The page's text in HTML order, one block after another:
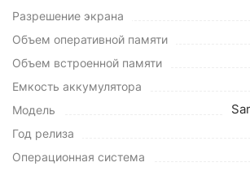
Разрешение экрана
Объем оперативной памяти
Объем встроенной памяти
Емкость аккумулятора
Модель
Год релиза
Операционная система